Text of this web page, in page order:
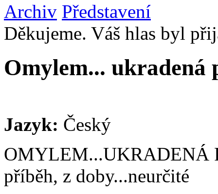
Archiv Představení
Děkujeme. Váš hlas byl
Omylem... ukradená
Jazyk: Český
OMYLEM...UKRADENÁ
příběh, z doby...neurčité